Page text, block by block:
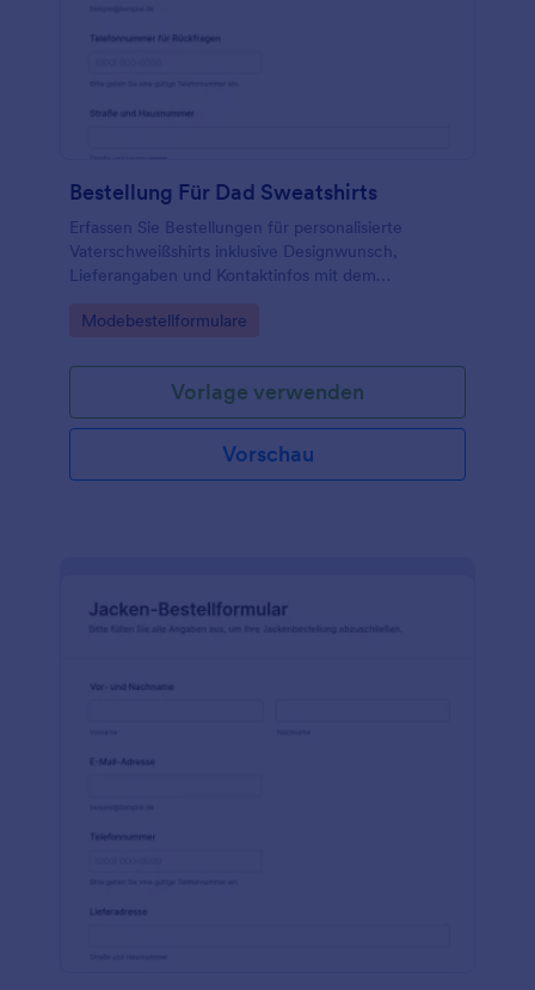
Bestellung Für Dad Sweatshirts
Erfassen Sie Bestellungen für personalisierte
Vaterschweißshirts inklusive Designwunsch,
Lieferangaben und Kontaktinfos mit dem
Shops, Druckereien und Vereine.
Go to Category:
Modebestellformulare
Vorlage verwenden
Vorschau